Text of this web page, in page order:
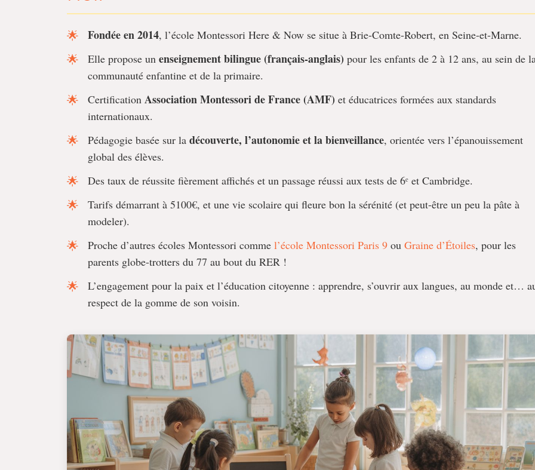
Fondée en 2014, l’école Montessori Here & Now se situe à Brie-Comte-Robert, en Seine-et-Marne.
Elle propose un enseignement bilingue (français-anglais) pour les enfants de 2 à 12 ans, au sein de
communauté enfantine et de la primaire.
Certification Association Montessori de France (AMF) et éducatrices formées aux standards
internationaux.
Pédagogie basée sur la découverte, l’autonomie et la bienveillance, orientée vers l’épanouissement
global des élèves.
Des taux de réussite fièrement affichés et un passage réussi aux tests de 6ᵉ et Cambridge.
Tarifs démarrant à 5100€, et une vie scolaire qui fleure bon la sérénité (et peut-être un peu la pâte à
modeler).
Proche d’autres écoles Montessori comme l’école Montessori Paris 9 ou Graine d’Étoiles, pour les
parents globe-trotters du 77 au bout du RER !
L’engagement pour la paix et l’éducation citoyenne : apprendre, s’ouvrir aux langues, au monde et…
respect de la gomme de son voisin.